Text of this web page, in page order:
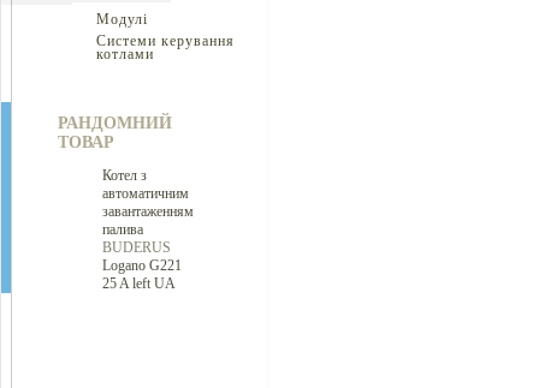
Модулі
Системи керування
котлами
РАНДОМНИЙ
ТОВАР
Котел з
автоматичним
завантаженням
палива
BUDERUS
Logano G221
25 A left UA